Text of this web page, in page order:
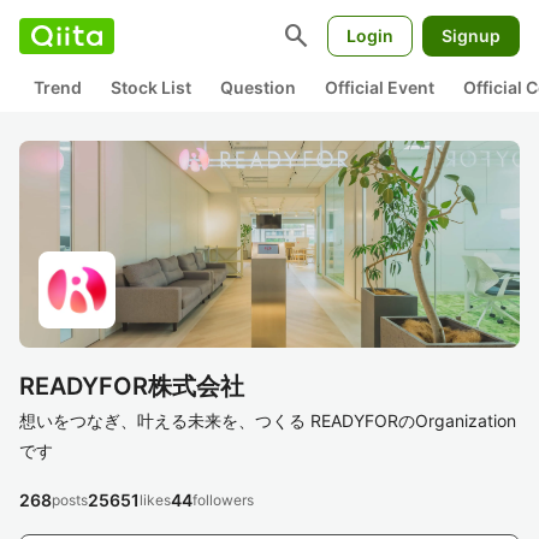
search Login Signup
Trend Stock List Question Official Event Official
READYFOR株式会社
想いをつなぎ、叶える未来を、つくる READYFORのOrganization
です
268posts25651 likes44followers